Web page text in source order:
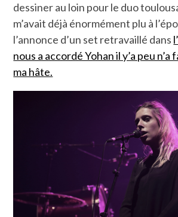
dessiner au loin pour le duo
m’avait déjà énormément plu à
l’annonce d’un set retravaillé dans
nous a accordé Yohan il y’a peu
ma hâte.